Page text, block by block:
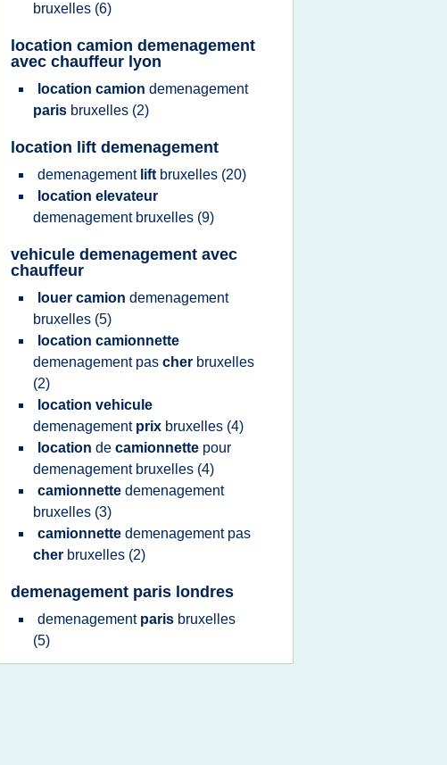
bruxelles (6)
location camion demenagement
avec chauffeur lyon
location camion demenagement
paris bruxelles (2)
location lift demenagement
demenagement lift bruxelles (20)
location elevateur
demenagement bruxelles (9)
vehicule demenagement avec
chauffeur
louer camion demenagement
bruxelles (5)
location camionnette
demenagement pas cher bruxelles
(2)
location vehicule
demenagement prix bruxelles (4)
location de camionnette pour
demenagement bruxelles (4)
camionnette demenagement
bruxelles (3)
camionnette demenagement pas
cher bruxelles (2)
demenagement paris londres
demenagement paris bruxelles
(5)